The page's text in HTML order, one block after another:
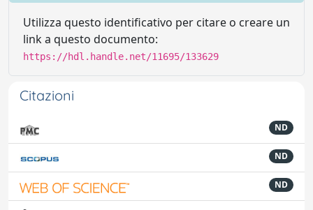
Utilizza questo identificativo per citare o creare un
link a questo documento:
https://hdl.handle.net/11695/133629
Citazioni
ND
ND
ND